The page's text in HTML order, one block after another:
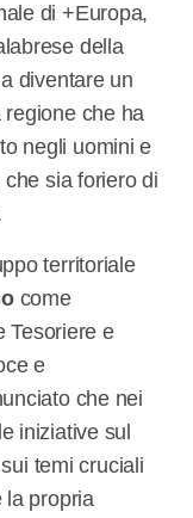
di +Europa,
della
diventare un
che ha
negli uomini e
sia foriero di
territoriale
come
Tesoriere e
e
che nei
iniziative sul
temi cruciali
la propria